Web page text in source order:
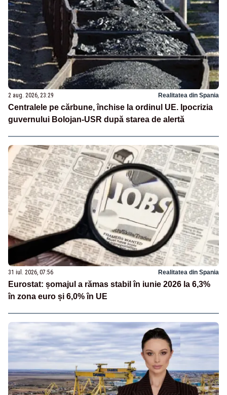
2 aug. 2026, 23:29 Realitatea din Spania
Centralele pe cărbune, închise la ordinul UE. Ipocrizia
guvernului Bolojan-USR după starea de alertă
31 iul. 2026, 07:56 Realitatea din Spania
Eurostat: șomajul a rămas stabil în iunie 2026 la 6,3%
în zona euro și 6,0% în UE